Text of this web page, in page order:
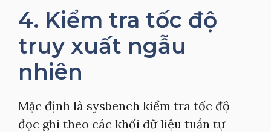
4. Kiểm tra tốc độ
truy xuất ngẫu
nhiên
Mặc định là sysbench kiểm tra tốc độ
đọc ghi theo các khối dữ liệu tuần tự